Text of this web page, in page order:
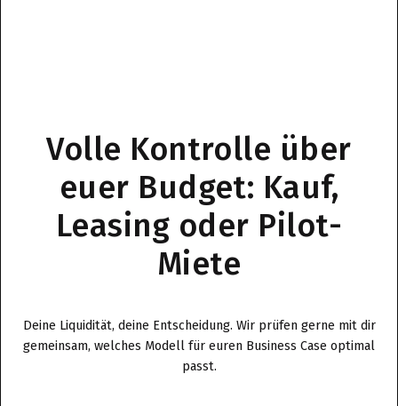
Volle Kontrolle über
euer Budget: Kauf,
Leasing oder Pilot-
Miete
Deine Liquidität, deine Entscheidung. Wir prüfen gerne mit dir
gemeinsam, welches Modell für euren Business Case optimal
passt.